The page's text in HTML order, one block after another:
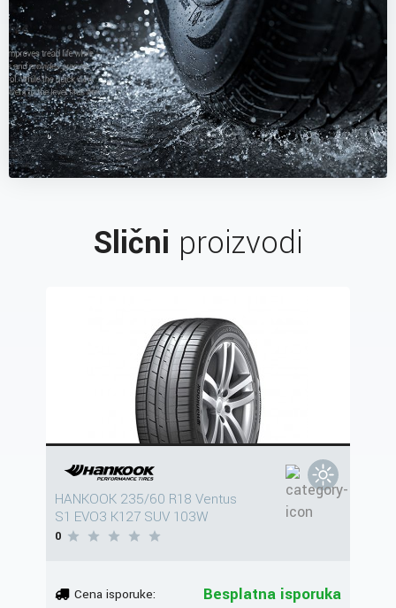
Slični proizvodi
HANKOOK 235/60 R18 Ventus
S1 EVO3 K127 SUV 103W
0
Cena isporuke: Besplatna isporuka